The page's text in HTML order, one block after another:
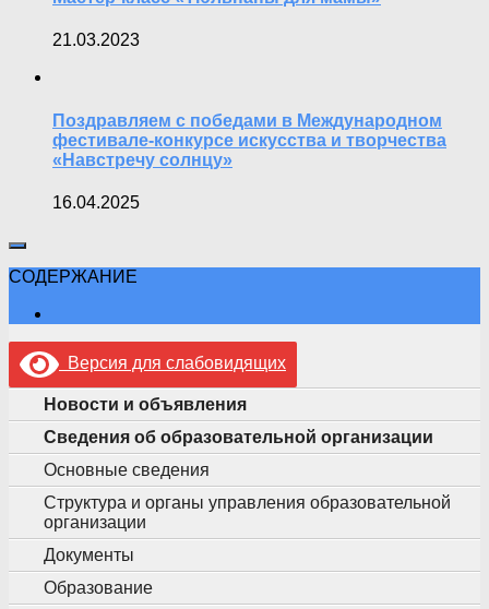
21.03.2023
Поздравляем с победами в Международном
фестивале-конкурсе искусства и творчества
«Навстречу солнцу»
16.04.2025
СОДЕРЖАНИЕ
Версия для слабовидящих
Новости и объявления
Сведения об образовательной организации
Основные сведения
Структура и органы управления образовательной
организации
Документы
Образование